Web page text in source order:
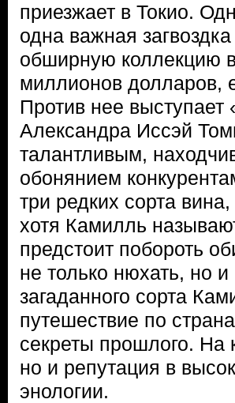
приезжает в Токио.
одна важная
обширную коллекцию
миллионов долларов,
Против нее
Александра Иссэй
талантливым,
обонянием
три редких сорта
хотя Камилль
предстоит побороть
не только нюхать, но
загаданного сорта
путешествие по
секреты прошлого. На
но и репутация в
энологии.